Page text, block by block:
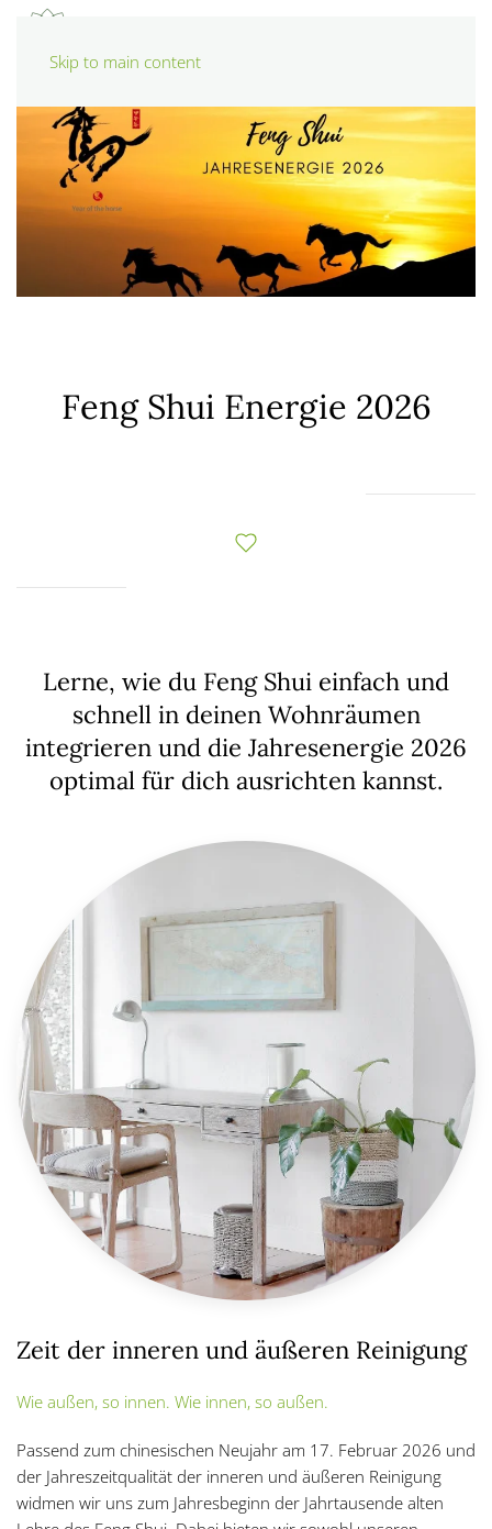
Skip to main content
Feng Shui Energie 2026
Lerne, wie du Feng Shui einfach und
schnell in deinen Wohnräumen
integrieren und die Jahresenergie 2026
optimal für dich ausrichten kannst.
Zeit der inneren und äußeren Reinigung
Wie außen, so innen. Wie innen, so außen.
Passend zum chinesischen Neujahr am 17. Februar 2026 und
der Jahreszeitqualität der inneren und äußeren Reinigung
widmen wir uns zum Jahresbeginn der Jahrtausende alten